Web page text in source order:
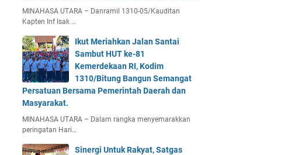
MINAHASA UTARA – Danramil 1310-05/Kauditan
Kapten Inf Isak …
Ikut Meriahkan Jalan Santai
Sambut HUT ke-81
Kemerdekaan RI, Kodim
1310/Bitung Bangun Semangat
Persatuan Bersama Pemerintah Daerah dan
Masyarakat.
MINAHASA UTARA – Dalam rangka menyemarakkan
peringatan Hari…
Sinergi Untuk Rakyat, Satgas